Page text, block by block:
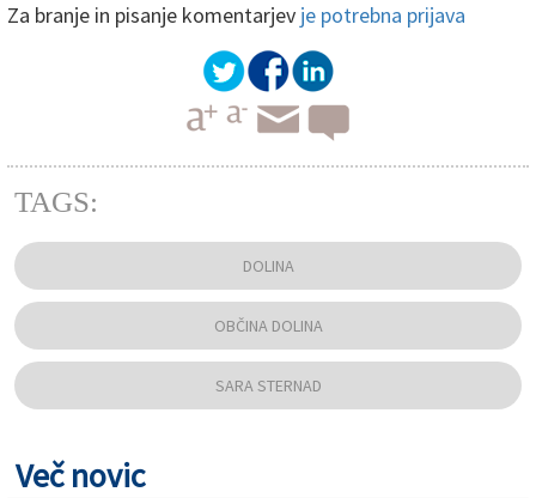
Za branje in pisanje komentarjev je potrebna prijava
TAGS:
DOLINA
OBČINA DOLINA
SARA STERNAD
Več novic